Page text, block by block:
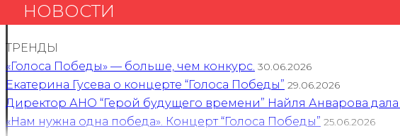
НОВОСТИ
ТРЕНДЫ
«Голоса Победы» — больше, чем конкурс. 30.06.2026
Екатерина Гусева о концерте “Голоса Победы” 29.06.2026
Директор АНО “Герой будущего времени” Найля Анварова
«Нам нужна одна победа». Концерт “Голоса Победы” 25.06.2026